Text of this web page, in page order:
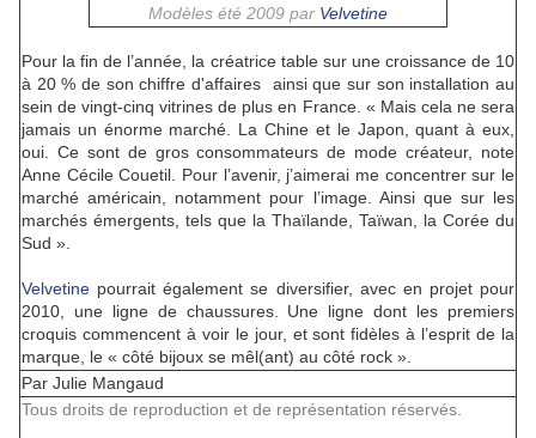
Modèles été 2009 par Velvetine
Pour la fin de l’année, la créatrice table sur une croissance de 10
à 20 % de son chiffre d'affaires ainsi que sur son installation au
sein de vingt-cinq vitrines de plus en France. « Mais cela ne sera
jamais un énorme marché. La Chine et le Japon, quant à eux,
oui. Ce sont de gros consommateurs de mode créateur, note
Anne Cécile Couetil. Pour l’avenir, j’aimerai me concentrer sur le
marché américain, notamment pour l’image. Ainsi que sur les
marchés émergents, tels que la Thaïlande, Taïwan, la Corée du
Sud ».
Velvetine pourrait également se diversifier, avec en projet pour
2010, une ligne de chaussures. Une ligne dont les premiers
croquis commencent à voir le jour, et sont fidèles à l’esprit de la
marque, le « côté bijoux se mêl(ant) au côté rock ».
Par Julie Mangaud
Tous droits de reproduction et de représentation réservés.